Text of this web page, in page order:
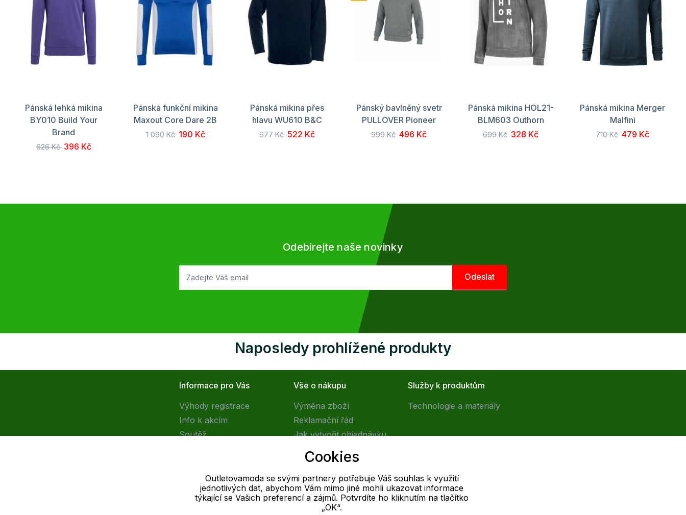
Pánská lehká mikina
BY010 Build Your
Brand
626 Kč 396 Kč
Pánská funkční mikina
Maxout Core Dare 2B
1 090 Kč 190 Kč
Pánská mikina přes
hlavu WU610 B&C
977 Kč 522 Kč
Pánský bavlněný svetr
PULLOVER Pioneer
999 Kč496 Kč
Pánská mikina HOL21-
BLM603 Outhorn
699 Kč 328 Kč
Pánská mikina Merger
Malfini
710 Kč479 Kč
Odebírejte naše novinky
Naposledy prohlížené produkty
Informace pro Vás
Výhody registrace
Info k akcím
Soutěž
Vše o nákupu
Výměna zboží
Reklamační řád
Jak vytvořit objednávku
Obchodní podmínky
Doprava
Služby k produktům
Technologie a materiály
E-mail
Cookies
Outletovamoda se svými partnery potřebuje Váš souhlas k využití
jednotlivých dat, abychom Vám mimo jiné mohli ukazovat informace
týkající se Vašich preferencí a zájmů. Potvrdíte ho kliknutím na tlačítko
„OK“.